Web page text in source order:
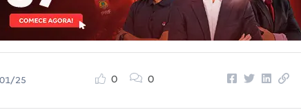
25
0 0